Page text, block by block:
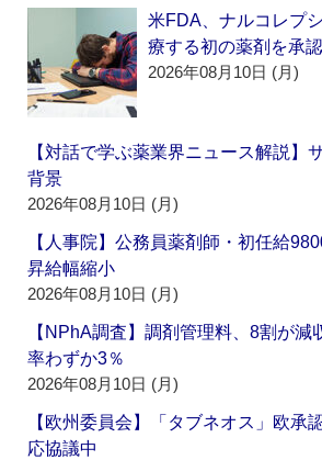
米FDA、ナルコレプ
療する初の薬剤を承認
2026年08月10日 (月)
【対話で学ぶ薬業界ニュース解説】
背景
2026年08月10日 (月)
【人事院】公務員薬剤師・初任給
昇給幅縮小
2026年08月10日 (月)
【NPhA調査】調剤管理料、8割が減
率わずか3％
2026年08月10日 (月)
【欧州委員会】「タブネオス」欧承
応協議中